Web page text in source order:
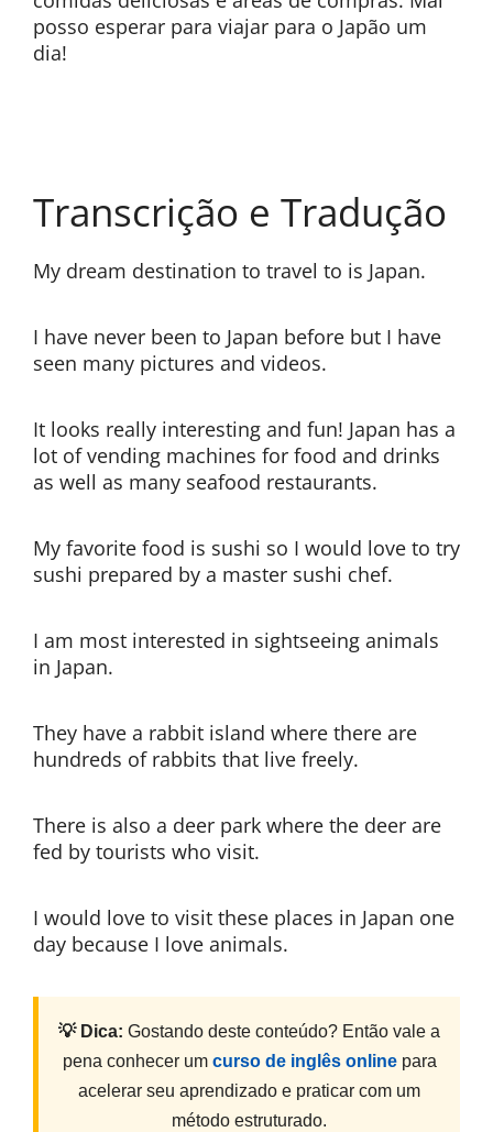
posso esperar para viajar para o Japão um
dia!
Transcrição e Tradução
My dream destination to travel to is Japan.
I have never been to Japan before but I have
seen many pictures and videos.
It looks really interesting and fun! Japan has a
lot of vending machines for food and drinks
as well as many seafood restaurants.
My favorite food is sushi so I would love to try
sushi prepared by a master sushi chef.
I am most interested in sightseeing animals
in Japan.
They have a rabbit island where there are
hundreds of rabbits that live freely.
There is also a deer park where the deer are
fed by tourists who visit.
I would love to visit these places in Japan one
day because I love animals.
💡 Dica: Gostando deste conteúdo? Então vale a
pena conhecer um curso de inglês onlinepara
acelerar seu aprendizado e praticar com um
método estruturado.